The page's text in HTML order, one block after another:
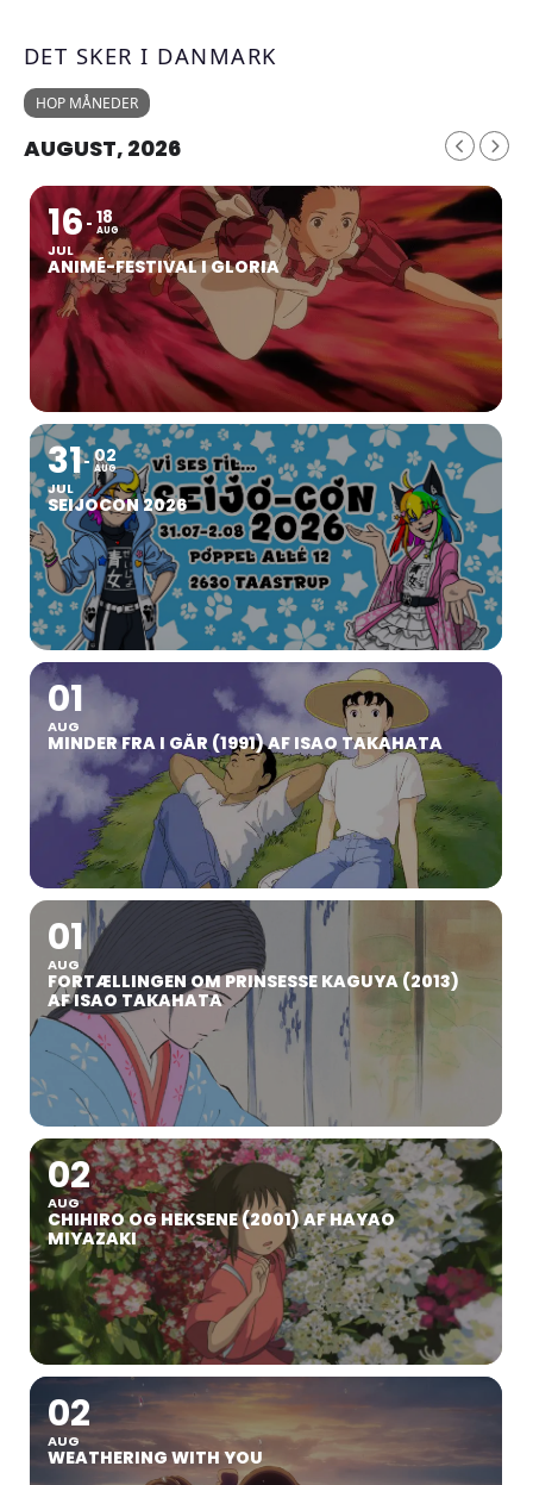
DET SKER I DANMARK
HOP MÅNEDER
AUGUST, 2026
16
JUL
18
AUG
ANIMÉ-FESTIVAL I GLORIA
31
JUL
02
AUG
SEIJOCON 2026
01
AUG
MINDER FRA I GÅR (1991) AF ISAO TAKAHATA
01
AUG
FORTÆLLINGEN OM PRINSESSE KAGUYA (2013)
AF ISAO TAKAHATA
02
AUG
CHIHIRO OG HEKSENE (2001) AF HAYAO
MIYAZAKI
02
AUG
WEATHERING WITH YOU